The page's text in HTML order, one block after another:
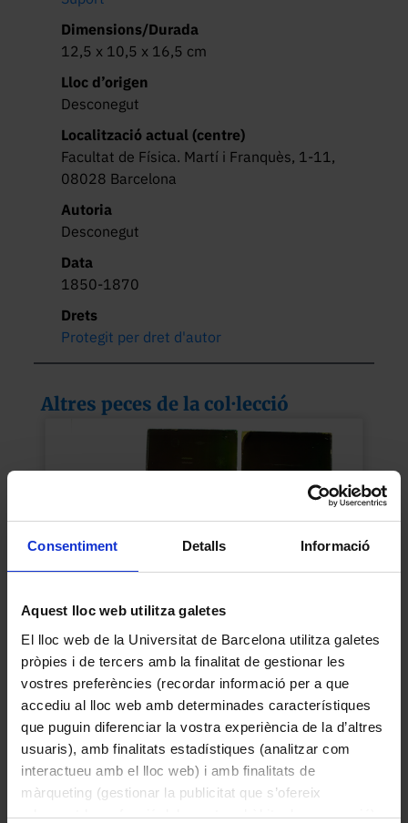
Consentiment Detalls Informació
Aquest lloc web utilitza galetes
El lloc web de la Universitat de Barcelona utilitza galetes
pròpies i de tercers amb la finalitat de gestionar les
vostres preferències (recordar informació per a que
accediu al lloc web amb determinades característiques
que puguin diferenciar la vostra experiència de la d’altres
usuaris), amb finalitats estadístiques (analitzar com
interactueu amb el lloc web) i amb finalitats de
màrqueting (gestionar la publicitat que s’ofereix
adequant-la en funció dels vostres hàbits de navegació).
Dimensions/Durada
12,5 x 10,5 x 16,5 cm
Lloc d’origen
Desconegut
Localització actual (centre)
Facultat de Física. Martí i Franquès, 1-11,
08028 Barcelona
Autoria
Desconegut
Data
1850-1870
Drets
Protegit per dret d'autor
Altres peces de la col·lecció
Capsa amb trasparències
Desconegut
1900